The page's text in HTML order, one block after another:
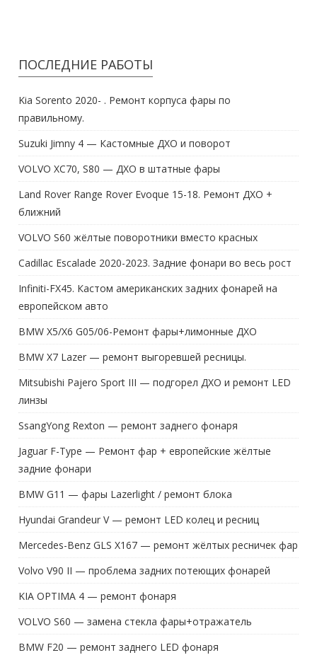
ПОСЛЕДНИЕ РАБОТЫ
Kia Sorento 2020- . Ремонт корпуса фары по
правильному.
Suzuki Jimny 4 — Кастомные ДХО и поворот
VOLVO XC70, S80 — ДХО в штатные фары
Land Rover Range Rover Evoque 15-18. Ремонт ДХО +
ближний
VOLVO S60 жёлтые поворотники вместо красных
Cadillac Escalade 2020-2023. Задние фонари во весь рост
Infiniti-FX45. Кастом американских задних фонарей на
европейском авто
BMW X5/X6 G05/06-Ремонт фары+лимонные ДХО
BMW X7 Lazer — ремонт выгоревшей ресницы.
Mitsubishi Pajero Sport III — подгорел ДХО и ремонт LED
линзы
SsangYong Rexton — ремонт заднего фонаря
Jaguar F-Type — Ремонт фар + европейские жёлтые
задние фонари
BMW G11 — фары Lazerlight / ремонт блока
Hyundai Grandeur V — ремонт LED колец и ресниц
Mercedes-Benz GLS X167 — ремонт жёлтых ресничек фар
Volvo V90 II — проблема задних потеющих фонарей
KIA OPTIMA 4 — ремонт фонаря
VOLVO S60 — замена стекла фары+отражатель
BMW F20 — ремонт заднего LED фонаря